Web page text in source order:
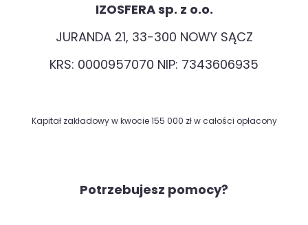
IZOSFERA sp. z o.o.
JURANDA 21, 33-300 NOWY SĄCZ
KRS: 0000957070 NIP: 7343606935
Kapitał zakładowy w kwocie 155 000 zł w całości opłacony
Potrzebujesz pomocy?